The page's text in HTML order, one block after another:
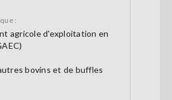
:
agricole d'exploitation en
bovins et de buffles